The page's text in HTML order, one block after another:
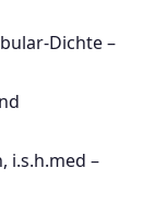
Dichte –
i.s.h.med –